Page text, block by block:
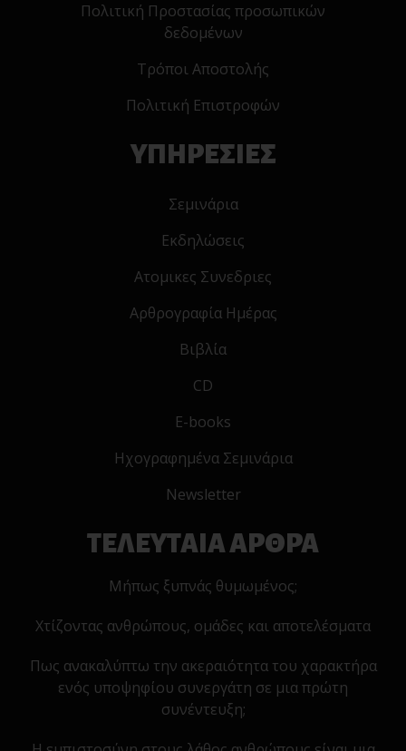
Πολιτική Προστασίας προσωπικών
δεδομένων
Τρόποι Αποστολής
Πολιτική Επιστροφών
ΥΠΗΡΕΣΙΕΣ
Σεμινάρια
Εκδηλώσεις
Ατομικες Συνεδριες
Αρθρογραφία Ημέρας
Βιβλία
CD
E-books
Ηχογραφημένα Σεμινάρια
Newsletter
ΤΕΛΕΥΤΑΙΑ ΑΡΘΡΑ
Μήπως ξυπνάς θυμωμένος;
Χτίζοντας ανθρώπους, ομάδες και αποτελέσματα
Πως ανακαλύπτω την ακεραιότητα του χαρακτήρα
ενός υποψηφίου συνεργάτη σε μια πρώτη
συνέντευξη;